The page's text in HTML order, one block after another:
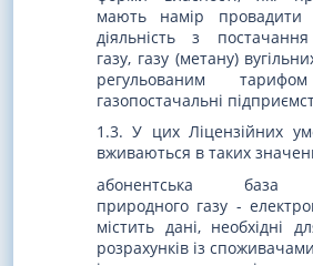
мають намір провадити
діяльність з
газу, газу (метану)
регульованим
газопостачальні
1.3. У цих Ліцензійних
вживаються в таких
абонентська база
природного газу -
містить дані, необхідні
розрахунків із